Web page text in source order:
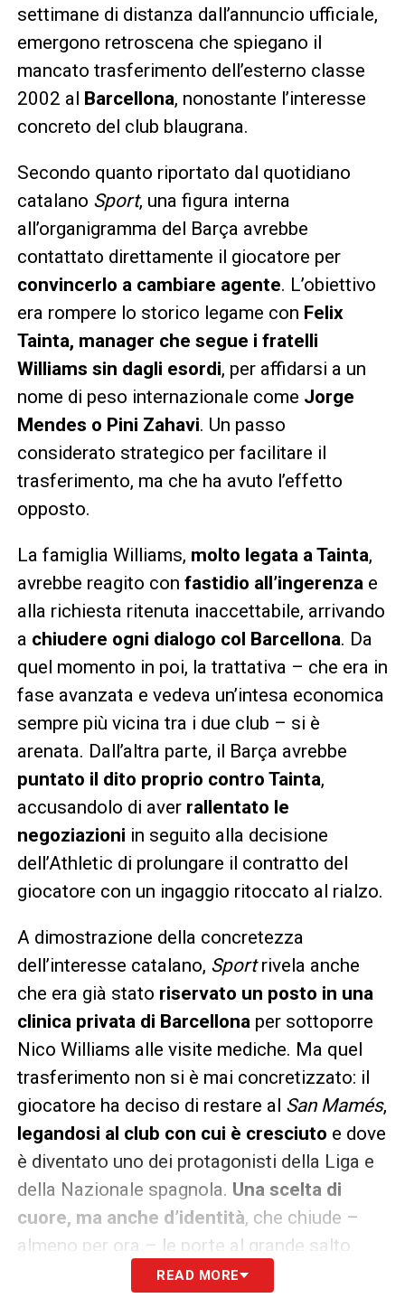
settimane di distanza dall’annuncio ufficiale,
emergono retroscena che spiegano il
mancato trasferimento dell’esterno classe
2002 al Barcellona, nonostante l’interesse
concreto del club blaugrana.
Secondo quanto riportato dal quotidiano
catalano Sport, una figura interna
all’organigramma del Barça avrebbe
contattato direttamente il giocatore per
convincerlo a cambiare agente. L’obiettivo
era rompere lo storico legame con Felix
Tainta, manager che segue i fratelli
Williams sin dagli esordi, per affidarsi a un
nome di peso internazionale come Jorge
Mendes o Pini Zahavi. Un passo
considerato strategico per facilitare il
trasferimento, ma che ha avuto l’effetto
opposto.
La famiglia Williams, molto legata a Tainta,
avrebbe reagito con fastidio all’ingerenza e
alla richiesta ritenuta inaccettabile, arrivando
a chiudere ogni dialogo col Barcellona. Da
quel momento in poi, la trattativa – che era in
fase avanzata e vedeva un’intesa economica
sempre più vicina tra i due club – si è
arenata. Dall’altra parte, il Barça avrebbe
puntato il dito proprio contro Tainta,
accusandolo di aver rallentato le
negoziazioni in seguito alla decisione
dell’Athletic di prolungare il contratto del
giocatore con un ingaggio ritoccato al rialzo.
A dimostrazione della concretezza
dell’interesse catalano, Sportrivela anche
che era già stato riservato un posto in una
clinica privata di Barcellona per sottoporre
Nico Williams alle visite mediche. Ma quel
trasferimento non si è mai concretizzato: il
giocatore ha deciso di restare al San Mamés,
legandosi al club con cui è cresciuto e dove
è diventato uno dei protagonisti della Liga e
della Nazionale spagnola. Una scelta di
cuore, ma anche d’identità, che chiude –
almeno per ora – le porte al grande salto.
READ MORE